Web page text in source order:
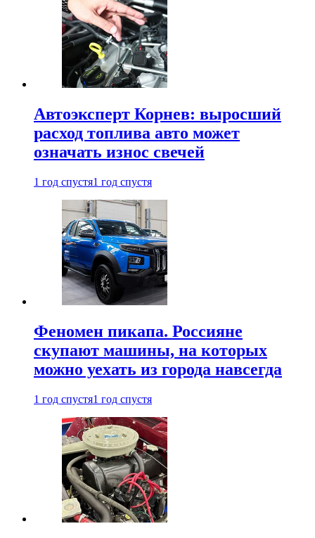
Автоэксперт Корнев: выросший
расход топлива авто может
означать износ свечей
1 год спустя1 год спустя
Феномен пикапа. Россияне
скупают машины, на которых
можно уехать из города навсегда
1 год спустя1 год спустя